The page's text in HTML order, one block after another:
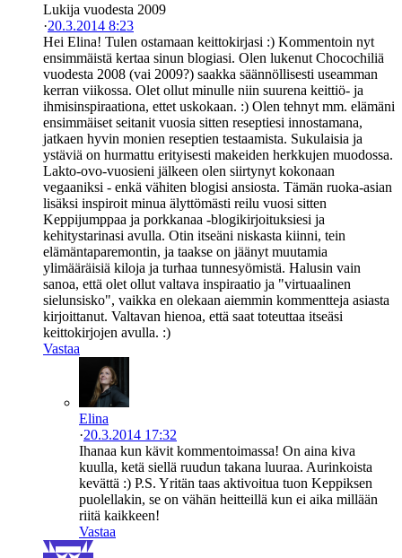
Lukija vuodesta 2009
·20.3.2014 8:23
Hei Elina! Tulen ostamaan keittokirjasi :) Kommentoin nyt
ensimmäistä kertaa sinun blogiasi. Olen lukenut Chocochiliä
vuodesta 2008 (vai 2009?) saakka säännöllisesti useamman
kerran viikossa. Olet ollut minulle niin suurena keittiö- ja
ihmisinspiraationa, ettet uskokaan. :) Olen tehnyt mm. elämäni
ensimmäiset seitanit vuosia sitten reseptiesi innostamana,
jatkaen hyvin monien reseptien testaamista. Sukulaisia ja
ystäviä on hurmattu erityisesti makeiden herkkujen muodossa.
Lakto-ovo-vuosieni jälkeen olen siirtynyt kokonaan
vegaaniksi - enkä vähiten blogisi ansiosta. Tämän ruoka-asian
lisäksi inspiroit minua älyttömästi reilu vuosi sitten
Keppijumppaa ja porkkanaa -blogikirjoituksiesi ja
kehitystarinasi avulla. Otin itseäni niskasta kiinni, tein
elämäntaparemontin, ja taakse on jäänyt muutamia
ylimääräisiä kiloja ja turhaa tunnesyömistä. Halusin vain
sanoa, että olet ollut valtava inspiraatio ja "virtuaalinen
sielunsisko", vaikka en olekaan aiemmin kommentteja asiasta
kirjoittanut. Valtavan hienoa, että saat toteuttaa itseäsi
keittokirjojen avulla. :)
Vastaa
Elina
·20.3.2014 17:32
Ihanaa kun kävit kommentoimassa! On aina kiva
kuulla, ketä siellä ruudun takana luuraa. Aurinkoista
kevättä :) P.S. Yritän taas aktivoitua tuon Keppiksen
puolellakin, se on vähän heitteillä kun ei aika millään
riitä kaikkeen!
Vastaa